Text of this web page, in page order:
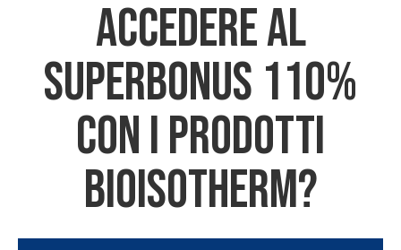
accedere al
Superbonus 110%
con i prodotti
Bioisotherm?